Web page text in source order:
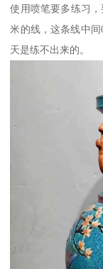
使用喷笔要多练习
米的线，这条线中
天是练不出来的。